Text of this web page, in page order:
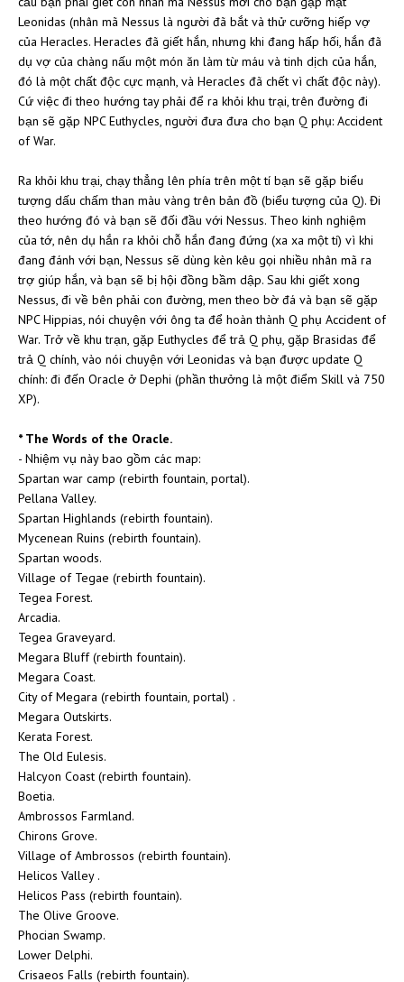
Leonidas (nhân mã Nessus là người đã bắt và thử cưỡng hiếp vợ
của Heracles. Heracles đã giết hắn, nhưng khi đang hấp hối, hắn đã
dụ vợ của chàng nấu một món ăn làm từ máu và tinh dịch của hắn,
đó là một chất độc cực mạnh, và Heracles đã chết vì chất độc này).
Cứ việc đi theo hướng tay phải để ra khỏi khu trại, trên đường đi
bạn sẽ gặp NPC Euthycles, người đưa đưa cho bạn Q phụ: Accident
of War.
Ra khỏi khu trại, chạy thẳng lên phía trên một tí bạn sẽ gặp biểu
tượng dấu chấm than màu vàng trên bản đồ (biểu tượng của Q). Đi
theo hướng đó và bạn sẽ đối đầu với Nessus. Theo kinh nghiệm
của tớ, nên dụ hắn ra khỏi chỗ hắn đang đứng (xa xa một tí) vì khi
đang đánh với bạn, Nessus sẽ dùng kèn kêu gọi nhiều nhân mã ra
trợ giúp hắn, và bạn sẽ bị hội đồng bầm dập. Sau khi giết xong
Nessus, đi về bên phải con đường, men theo bờ đá và bạn sẽ gặp
NPC Hippias, nói chuyện với ông ta để hoàn thành Q phụ Accident of
War. Trở về khu trạn, gặp Euthycles để trả Q phụ, gặp Brasidas để
trả Q chính, vào nói chuyện với Leonidas và bạn được update Q
chính: đi đến Oracle ở Dephi (phần thưởng là một điểm Skill và 750
XP).
* The Words of the Oracle.
- Nhiệm vụ này bao gồm các map:
Spartan war camp (rebirth fountain, portal).
Pellana Valley.
Spartan Highlands (rebirth fountain).
Mycenean Ruins (rebirth fountain).
Spartan woods.
Village of Tegae (rebirth fountain).
Tegea Forest.
Arcadia.
Tegea Graveyard.
Megara Bluff (rebirth fountain).
Megara Coast.
City of Megara (rebirth fountain, portal) .
Megara Outskirts.
Kerata Forest.
The Old Eulesis.
Halcyon Coast (rebirth fountain).
Boetia.
Ambrossos Farmland.
Chirons Grove.
Village of Ambrossos (rebirth fountain).
Helicos Valley .
Helicos Pass (rebirth fountain).
The Olive Groove.
Phocian Swamp.
Lower Delphi.
Crisaeos Falls (rebirth fountain).